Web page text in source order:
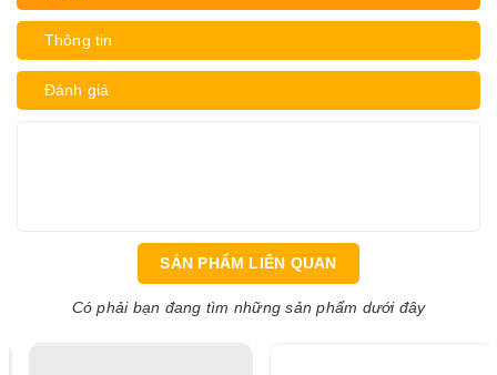
Thông tin
Đánh giá
SẢN PHẨM LIÊN QUAN
Có phải bạn đang tìm những sản phẩm dưới đây